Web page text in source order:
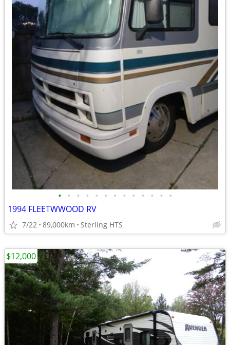
• • • • • • • • • • • • •
1994 FLEETWWOOD RV
7/22 89,000km Sterling HTS
$12,000